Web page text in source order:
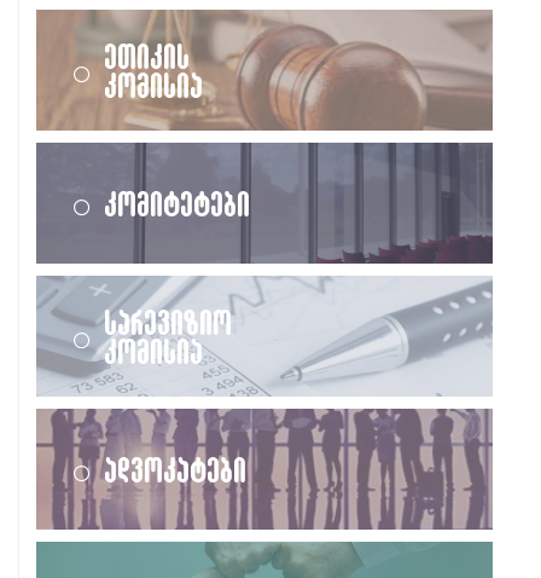
ეთიკის
კომისია
კომიტეტები
სარევიზიო
კომისია
ადვოკატები